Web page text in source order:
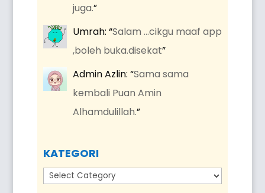
juga.”
Umrah: “Salam …cikgu maaf app
,boleh buka.disekat”
Admin Azlin: “Sama sama
kembali Puan Amin
Alhamdulillah.”
KATEGORI
Kategori